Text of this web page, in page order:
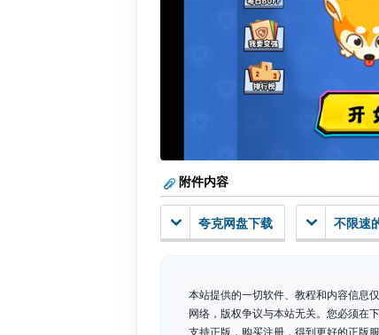
附件内容
夸克网盘下载 不限速
本站提供的一切软件、教程和内容信息
网络，版权争议与本站无关。您必须在